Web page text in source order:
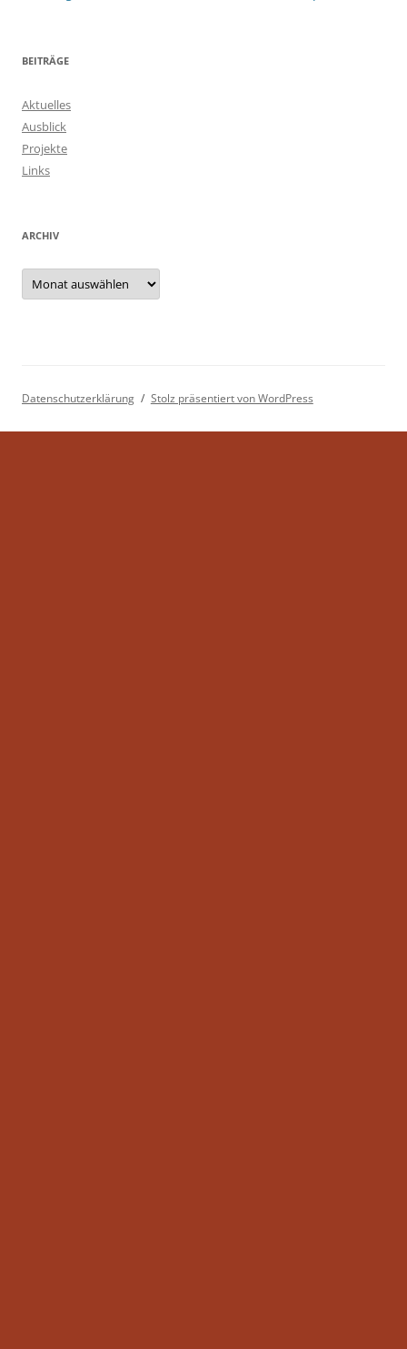
BEITRÄGE
Aktuelles
Ausblick
Projekte
Links
ARCHIV
Archiv
Datenschutzerklärung Stolz präsentiert von WordPress